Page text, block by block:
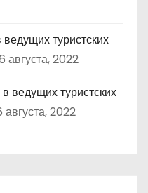
туристских
августа, 2022
ведущих туристских
августа, 2022